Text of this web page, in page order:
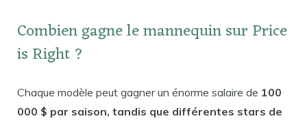
Combien gagne le mannequin sur Price
is Right ?
Chaque modèle peut gagner un énorme salaire de 100
000 $ par saison, tandis que différentes stars de